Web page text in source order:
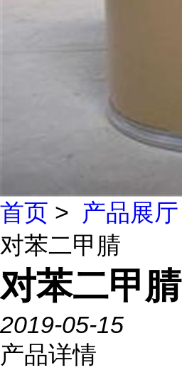
首页 > 产品展厅
对苯二甲腈
对苯二甲腈
2019-05-15
产品详情